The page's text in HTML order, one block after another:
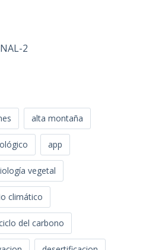
2
alta montaña
app
vegetal
climático
del carbono